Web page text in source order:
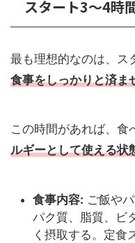
スタート3〜4時
最も理想的なのは、ス
食事をしっかりと済ま
この時間があれば、食
ルギーとして使える状
食事内容: ご飯や
パク質、脂質、ビ
く摂取する。定食